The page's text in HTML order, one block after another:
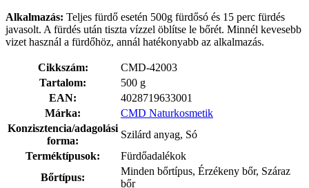
Alkalmazás: Teljes fürdő esetén 500g fürdősó és 15 perc fürdés
javasolt. A fürdés után tiszta vízzel öblítse le bőrét. Minnél kevesebb
vizet használ a fürdőhöz, annál hatékonyabb az alkalmazás.
Cikkszám:
CMD-42003
Tartalom:
500 g
EAN:
4028719633001
Márka:
CMD Naturkosmetik
Konzisztencia/adagolási
forma:
Szilárd anyag, Só
Terméktípusok:
Fürdőadalékok
Bőrtípus:
Minden bőrtípus, Érzékeny bőr, Száraz
bőr